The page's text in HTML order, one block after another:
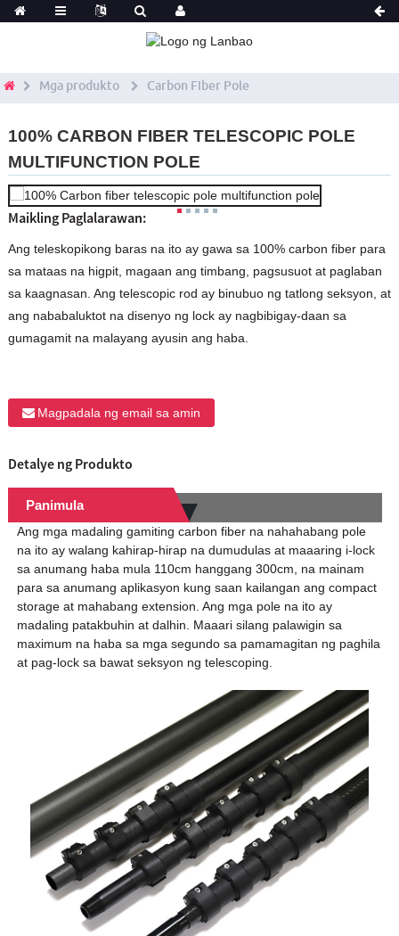
Mga produkto Carbon Fiber Pole
100% CARBON FIBER TELESCOPIC POLE
MULTIFUNCTION POLE
Maikling Paglalarawan:
Ang teleskopikong baras na ito ay gawa sa 100% carbon fiber para
sa mataas na higpit, magaan ang timbang, pagsusuot at paglaban
sa kaagnasan. Ang telescopic rod ay binubuo ng tatlong seksyon, at
ang nababaluktot na disenyo ng lock ay nagbibigay-daan sa
gumagamit na malayang ayusin ang haba.
Magpadala ng email sa amin
Detalye ng Produkto
Panimula
Ang mga madaling gamiting carbon fiber na nahahabang pole
na ito ay walang kahirap-hirap na dumudulas at maaaring i-lock
sa anumang haba mula 110cm hanggang 300cm, na mainam
para sa anumang aplikasyon kung saan kailangan ang compact
storage at mahabang extension. Ang mga pole na ito ay
madaling patakbuhin at dalhin. Maaari silang palawigin sa
maximum na haba sa mga segundo sa pamamagitan ng paghila
at pag-lock sa bawat seksyon ng telescoping.